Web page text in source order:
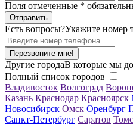
Поля отмеченные *
Есть вопросы?Укажите номер
Перезвоните мне!
Другие городаВ которые мы
Полный список городов
Владивосток Волгоград
Казань Краснодар Красноярск
Новосибирск Омск Оренбург
Санкт-Петербург Саратов